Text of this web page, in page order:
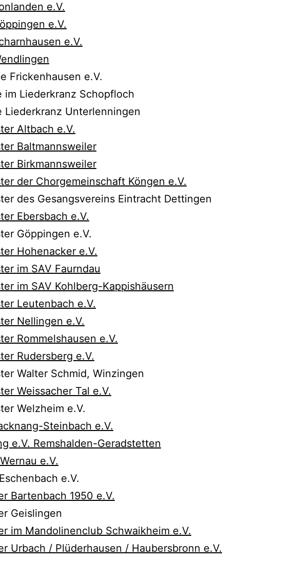
e.V.
e.V.
e.V.
Frickenhausen e.V.
im Liederkranz Schopfloch
Liederkranz Unterlenningen
Altbach e.V.
Baltmannsweiler
Birkmannsweiler
der Chorgemeinschaft Köngen e.V.
des Gesangsvereins Eintracht Dettingen
Ebersbach e.V.
Göppingen e.V.
Hohenacker e.V.
im SAV Faurndau
im SAV Kohlberg-Kappishäusern
Leutenbach e.V.
Nellingen e.V.
Rommelshausen e.V.
Rudersberg e.V.
Walter Schmid, Winzingen
Weissacher Tal e.V.
Welzheim e.V.
Steinbach e.V.
e.V. Remshalden-Geradstetten
e.V.
e.V.
Bartenbach 1950 e.V.
Geislingen
im Mandolinenclub Schwaikheim e.V.
Urbach / Plüderhausen / Haubersbronn e.V.